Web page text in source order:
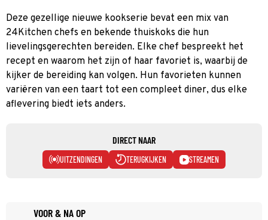
Deze gezellige nieuwe kookserie bevat een mix van
24Kitchen chefs en bekende thuiskoks die hun
lievelingsgerechten bereiden. Elke chef bespreekt het
recept en waarom het zijn of haar favoriet is, waarbij de
kijker de bereiding kan volgen. Hun favorieten kunnen
variëren van een taart tot een compleet diner, dus elke
aflevering biedt iets anders.
DIRECT NAAR
UITZENDINGEN TERUGKIJKEN STREAMEN
VOOR & NA OP